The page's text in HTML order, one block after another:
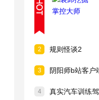
2 规则怪谈2
3 阴阳师b站客户
4 真实汽车训练